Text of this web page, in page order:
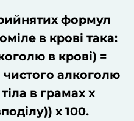
формул
в крові така:
в крові) =
чистого алкоголю
в грамах x
x 100.